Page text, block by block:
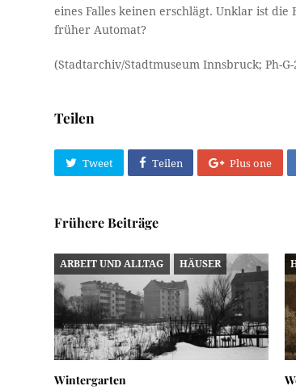
eines Falles keinen erschlägt. Unklar ist
früher Automat?
(Stadtarchiv/Stadtmuseum Innsbruck; Ph-G-
Teilen
Tweet Teilen Plus one
Frühere Beiträge
ARBEIT UND ALLTAG HÄUSER
Wintergarten